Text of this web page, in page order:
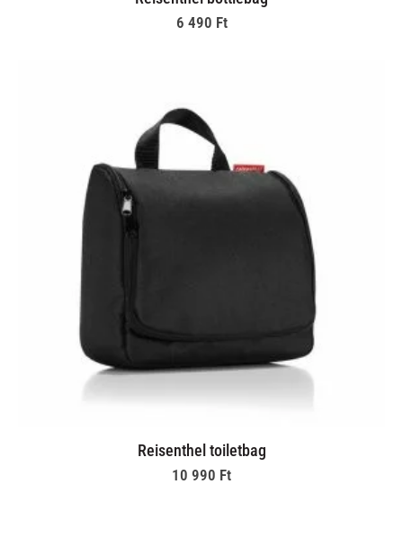
6 490 Ft
Reisenthel toiletbag
10 990 Ft